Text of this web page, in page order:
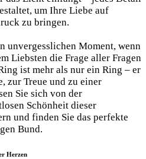
um Ihre Liebe auf
zu bringen.
unvergesslichen Moment, wenn
Liebsten die Frage aller Fragen
ist mehr als nur ein Ring – er
zur Treue und zu einer
Sie sich von der
Schönheit dieser
und finden Sie das perfekte
Bund.
Herzen